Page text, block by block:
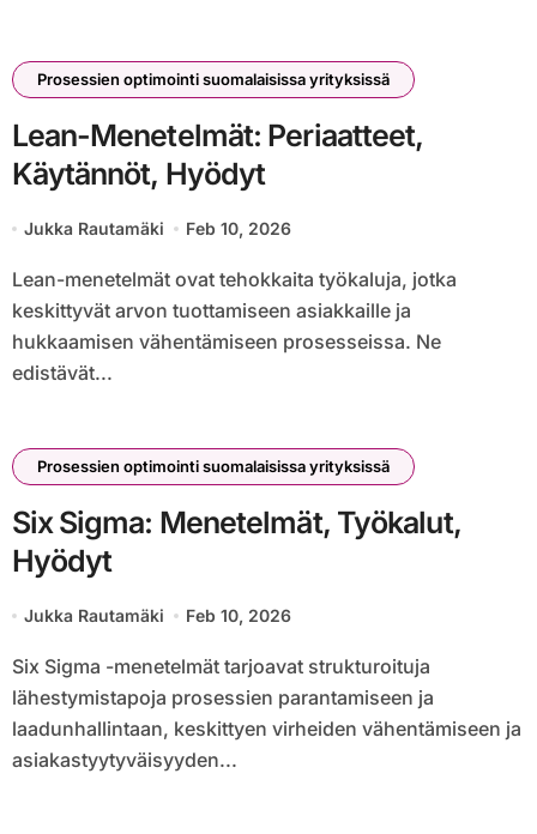
Prosessien optimointi suomalaisissa yrityksissä
Lean-Menetelmät: Periaatteet,
Käytännöt, Hyödyt
Jukka Rautamäki Feb 10, 2026
Lean-menetelmät ovat tehokkaita työkaluja, jotka
keskittyvät arvon tuottamiseen asiakkaille ja
hukkaamisen vähentämiseen prosesseissa. Ne
edistävät...
Prosessien optimointi suomalaisissa yrityksissä
Six Sigma: Menetelmät, Työkalut,
Hyödyt
Jukka Rautamäki Feb 10, 2026
Six Sigma -menetelmät tarjoavat strukturoituja
lähestymistapoja prosessien parantamiseen ja
laadunhallintaan, keskittyen virheiden vähentämiseen ja
asiakastyytyväisyyden...